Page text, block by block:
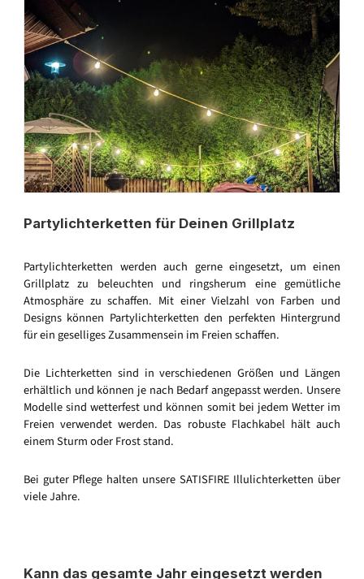
Partylichterketten für Deinen Grillplatz
Partylichterketten werden auch gerne eingesetzt, um einen
Grillplatz zu beleuchten und ringsherum eine gemütliche
Atmosphäre zu schaffen. Mit einer Vielzahl von Farben und
Designs können Partylichterketten den perfekten Hintergrund
für ein geselliges Zusammensein im Freien schaffen.
Die Lichterketten sind in verschiedenen Größen und Längen
erhältlich und können je nach Bedarf angepasst werden. Unsere
Modelle sind wetterfest und können somit bei jedem Wetter im
Freien verwendet werden. Das robuste Flachkabel hält auch
einem Sturm oder Frost stand.
Bei guter Pflege halten unsere SATISFIRE Illulichterketten über
viele Jahre.
Kann das gesamte Jahr eingesetzt werden